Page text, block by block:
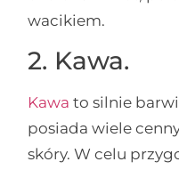
wacikiem.
2. Kawa.
Kawa to silnie
posiada wiele
skóry. W celu